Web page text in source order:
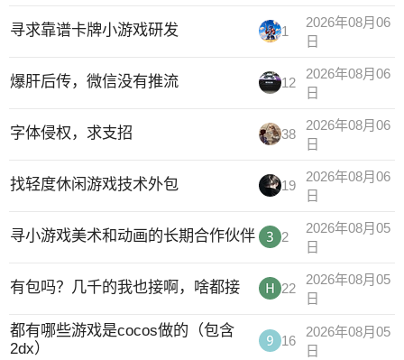
寻求靠谱卡牌小游戏研发 1
2026年08月06
日
爆肝后传，微信没有推流 12
2026年08月06
日
字体侵权，求支招 38
2026年08月06
日
找轻度休闲游戏技术外包 19
2026年08月06
日
寻小游戏美术和动画的长期合作伙伴 2
2026年08月05
日
有包吗？几千的我也接啊，啥都接 22
2026年08月05
日
都有哪些游戏是cocos做的（包含
2dx）
16
2026年08月05
日